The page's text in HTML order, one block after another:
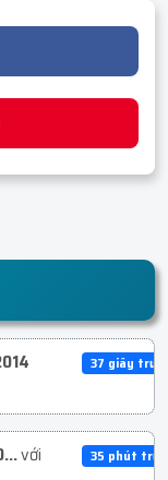
37 giây trước
với
35 phút